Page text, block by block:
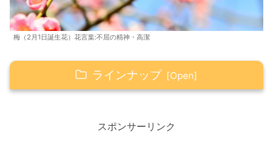
梅（2月1日誕生花）花言葉:不屈の精神・高潔
ラインナップ
より良い、いい日にするための活用法
スポンサーリンク